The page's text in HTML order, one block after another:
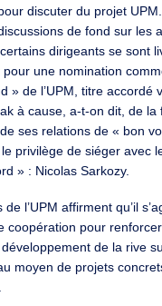
discuter du projet UPM.
de fond sur les
dirigeants se sont
pour une nomination
» de l’UPM, titre accordé
à cause, a-t-on dit, de
ses relations de « bon
privilège de siéger avec
» : Nicolas Sarkozy.
l’UPM affirment qu’il
coopération pour
de la rive
moyen de projets